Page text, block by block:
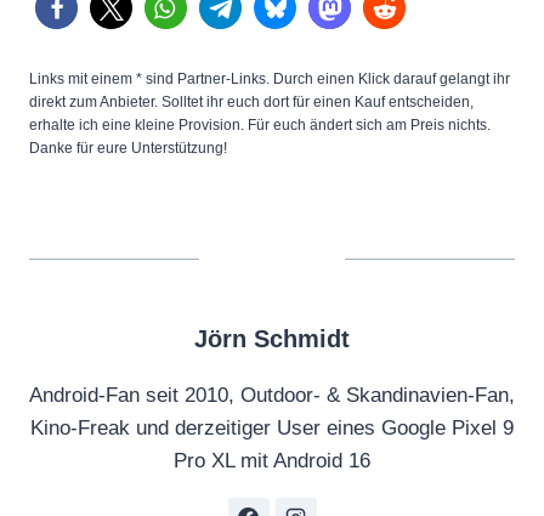
Links mit einem * sind Partner-Links. Durch einen Klick darauf gelangt ihr
direkt zum Anbieter. Solltet ihr euch dort für einen Kauf entscheiden,
erhalte ich eine kleine Provision. Für euch ändert sich am Preis nichts.
Danke für eure Unterstützung!
Jörn Schmidt
Android-Fan seit 2010, Outdoor- & Skandinavien-Fan,
Kino-Freak und derzeitiger User eines Google Pixel 9
Pro XL mit Android 16